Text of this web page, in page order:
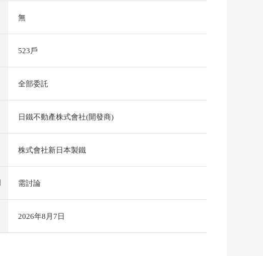
無
523戶
全部委託
日鐵不動產株式會社(開發商)
株式會社新日本製鐵
需討論
2026年8月7日